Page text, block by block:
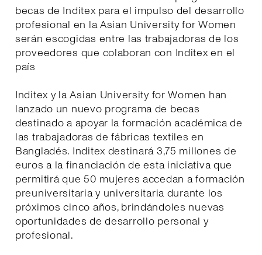
becas de Inditex para el impulso del desarrollo
profesional en la Asian University for Women
serán escogidas entre las trabajadoras de los
proveedores que colaboran con Inditex en el
país
Inditex y la Asian University for Women han
lanzado un nuevo programa de becas
destinado a apoyar la formación académica de
las trabajadoras de fábricas textiles en
Bangladés. Inditex destinará 3,75 millones de
euros a la financiación de esta iniciativa que
permitirá que 50 mujeres accedan a formación
preuniversitaria y universitaria durante los
próximos cinco años, brindándoles nuevas
oportunidades de desarrollo personal y
profesional.